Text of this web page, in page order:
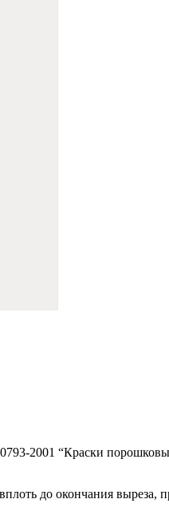
2001 “Краски
до окончания выреза,